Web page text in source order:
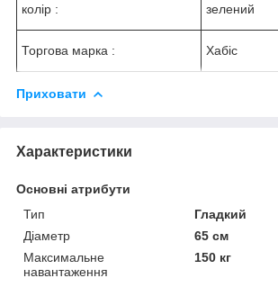
колір : зелений
Торгова марка : Хабіс
Приховати
Характеристики
Основні атрибути
Тип
Гладкий
Діаметр
65 см
Максимальне
навантаження
150 кг